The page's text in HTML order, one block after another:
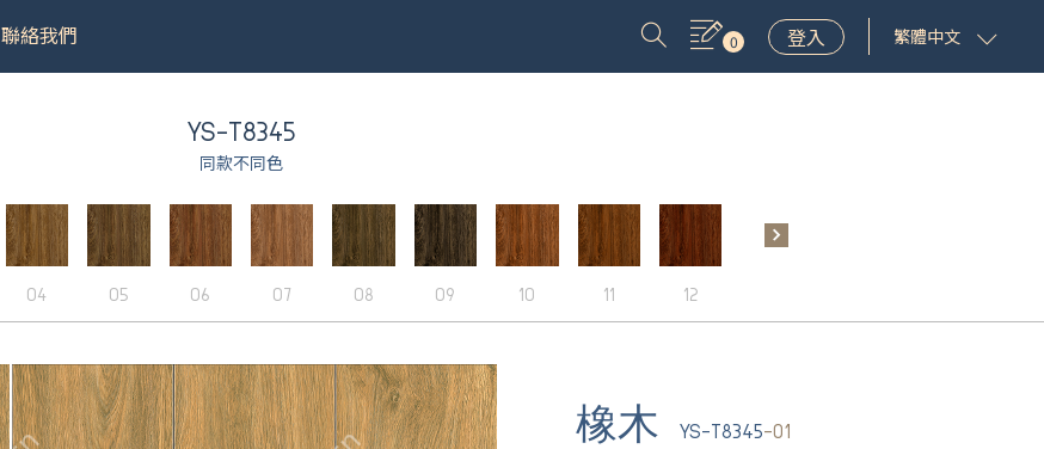
聯絡我們 0 登入 繁體中文
＃9075 ＃LT001 ＃8502
YS-T8345
同款不同色
04 05 06 07 08 09 10 11 12
橡木 YS-T8345-01